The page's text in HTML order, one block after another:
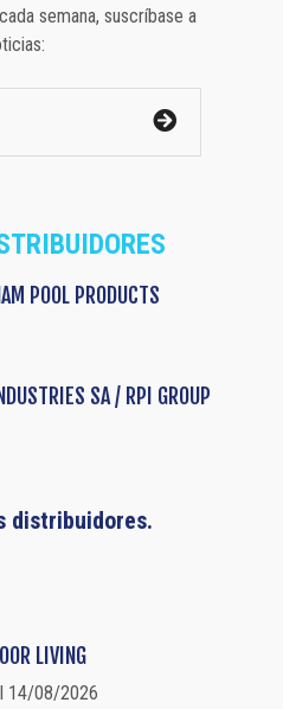
semana, suscríbase a
POOL PRODUCTS
SA / RPI GROUP
distribuidores.
LIVING
14/08/2026